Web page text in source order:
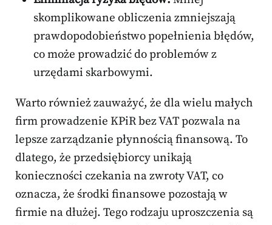
skomplikowane obliczenia zmniejszają
prawdopodobieństwo popełnienia błędów,
co może prowadzić do problemów z
urzędami skarbowymi.
Warto również zauważyć, że dla wielu małych
firm prowadzenie KPiR bez VAT pozwala na
lepsze zarządzanie płynnością finansową. To
dlatego, że przedsiębiorcy unikają
konieczności czekania na zwroty VAT, co
oznacza, że środki finansowe pozostają w
firmie na dłużej. Tego rodzaju uproszczenia są